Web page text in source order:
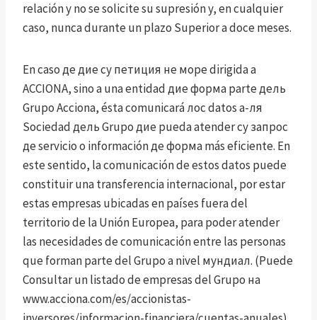
relación y no se solicite su supresión y, en cualquier
caso, nunca durante un plazo Superior a doce meses.
En caso де дие су петиция не море dirigida a
ACCIONA, sino a una entidad дие форма parte дель
Grupo Acciona, ésta comunicará лос datos а-ля
Sociedad дель Grupo дие pueda atender су запрос
де servicio o información де форма más eficiente. En
este sentido, la comunicación de estos datos puede
constituir una transferencia internacional, por estar
estas empresas ubicadas en países fuera del
territorio de la Unión Europea, para poder atender
las necesidades de comunicación entre las personas
que forman parte del Grupo a nivel мундиал. (Puede
Consultar un listado de empresas del Grupo на
www.acciona.com/es/accionistas-